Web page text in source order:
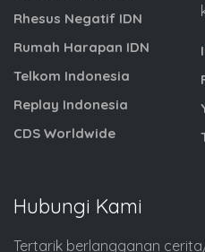
Rhesus Negatif IDN
Rumah Harapan IDN
Telkom Indonesia
Replay Indonesia
CDS Worldwide
Hubungi Kami
Tertarik berlangganan